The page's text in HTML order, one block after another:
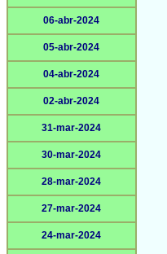
06-abr-2024
05-abr-2024
04-abr-2024
02-abr-2024
31-mar-2024
30-mar-2024
28-mar-2024
27-mar-2024
24-mar-2024